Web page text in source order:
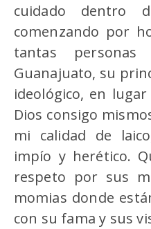
cuidado dentro
comenzando por
tantas
Guanajuato, su
ideológico, en
Dios consigo
mi calidad de
impío y herético.
respeto por sus
momias donde
con su fama y sus